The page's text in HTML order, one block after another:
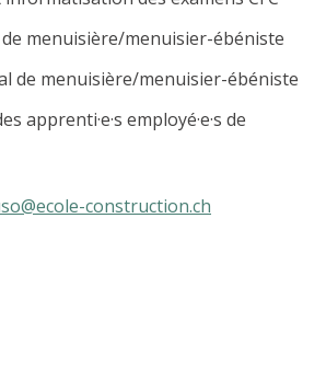
menuisière/menuisier-ébéniste
de menuisière/menuisier-ébéniste
apprenti·e·s employé·e·s de
construction.ch